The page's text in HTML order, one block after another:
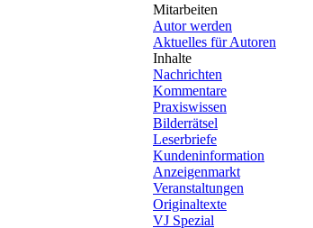
Mitarbeiten
Autor werden
Aktuelles für Autoren
Inhalte
Nachrichten
Kommentare
Praxiswissen
Bilderrätsel
Leserbriefe
Kundeninformation
Anzeigenmarkt
Veranstaltungen
Originaltexte
VJ Spezial